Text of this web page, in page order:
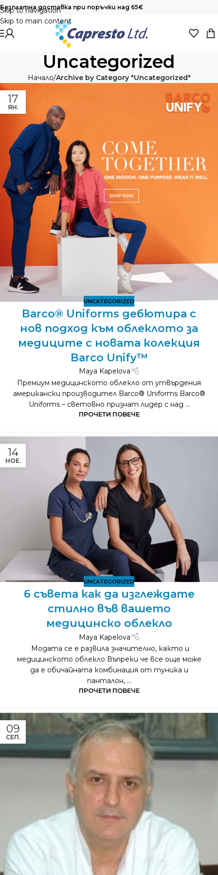
Skip to navigation
Skip to main content
Безплатна доставка при поръчки над 65€
Uncategorized
Начало/Archive by Category "Uncategorized"
17
ЯН.
UNCATEGORIZED
Barco® Uniforms дебютира с
нов подход към облеклото за
медиците с новата колекция
Barco Unify™
Maya Kapelova
Премиум медицинското облекло от утвърдения
американски производител Barco® Uniforms Barco®
Uniforms – световно признат лидер с над ...
ПРОЧЕТИ ПОВЕЧЕ
14
НОЕ.
UNCATEGORIZED
6 съвета как да изглеждате
стилно във вашето
медицинско облекло
Maya Kapelova
Модата се е развила значително, както и
медицинското облекло Въпреки че все още може
да е обичайната комбинация от туника и
панталон, ...
ПРОЧЕТИ ПОВЕЧЕ
09
СЕП.